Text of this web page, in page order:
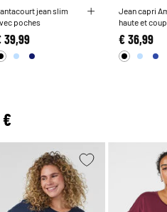
jean slim
poches
39,99
Jean capri
haute et
slim
€ 36,99
€